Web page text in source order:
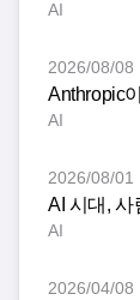
AI
2026/08/08
Anthropic
AI
2026/08/01
AI 시대,
AI
2026/04/08